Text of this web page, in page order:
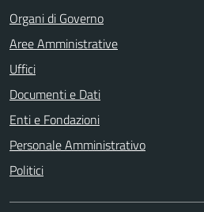
Organi di Governo
Aree Amministrative
Uffici
Documenti e Dati
Enti e Fondazioni
Personale Amministrativo
Politici